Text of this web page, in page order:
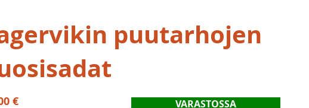
puutarhojen
€
VARASTOSSA